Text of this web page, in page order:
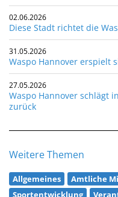
02.06.2026
Diese Stadt richtet die
31.05.2026
Waspo Hannover erspielt
27.05.2026
Waspo Hannover schlägt
zurück
Weitere Themen
Allgemeines Amtliche
Sportentwicklung